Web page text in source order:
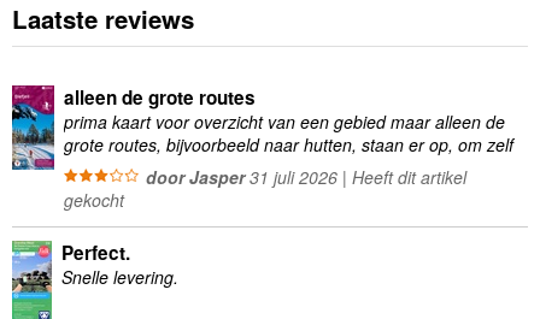
Laatste reviews
alleen de grote routes
prima kaart voor overzicht van een gebied maar alleen de
grote routes, bijvoorbeeld naar hutten, staan er op, om zelf
wandelingen te plannen minder geschikt
door Jasper31 juli 2026 | Heeft dit artikel
gekocht
Perfect.
Snelle levering.